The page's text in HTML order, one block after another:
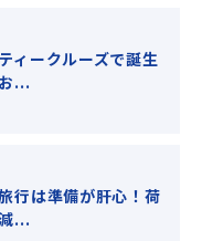
ィークルーズで誕生
...
行は準備が肝心！荷
...